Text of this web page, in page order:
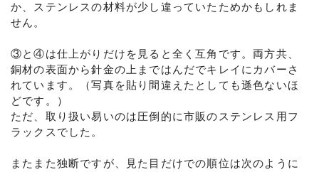
か、ステンレスの材料が少し違っていたためかもしれま
せん。
③と④は仕上がりだけを見ると全く互角です。両方共、
銅材の表面から針金の上まではんだでキレイにカバーさ
れています。（写真を貼り間違えたとしても遜色ないほ
どです。）
ただ、取り扱い易いのは圧倒的に市販のステンレス用フ
ラックスでした。
またまた独断ですが、見た目だけでの順位は次のように